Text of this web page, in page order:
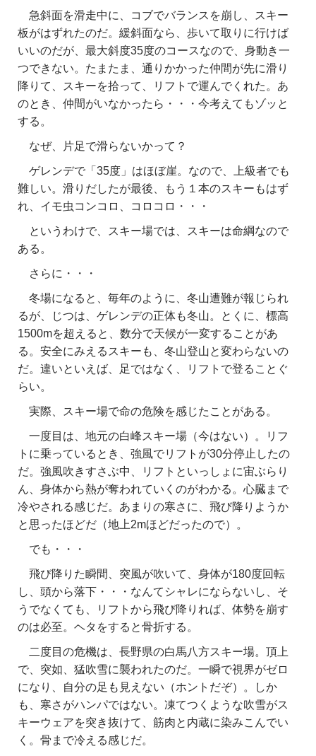
急斜面を滑走中に、コブでバランスを崩し、スキー
板がはずれたのだ。緩斜面なら、歩いて取りに行けば
いいのだが、最大斜度35度のコースなので、身動き一
つできない。たまたま、通りかかった仲間が先に滑り
降りて、スキーを拾って、リフトで運んでくれた。あ
のとき、仲間がいなかったら・・・今考えてもゾッと
する。
なぜ、片足で滑らないかって？
ゲレンデで「35度」はほぼ崖。なので、上級者でも
難しい。滑りだしたが最後、もう１本のスキーもはず
れ、イモ虫コンコロ、コロコロ・・・
というわけで、スキー場では、スキーは命綱なので
ある。
さらに・・・
冬場になると、毎年のように、冬山遭難が報じられ
るが、じつは、ゲレンデの正体も冬山。とくに、標高
1500mを超えると、数分で天候が一変することがあ
る。安全にみえるスキーも、冬山登山と変わらないの
だ。違いといえば、足ではなく、リフトで登ることぐ
らい。
実際、スキー場で命の危険を感じたことがある。
一度目は、地元の白峰スキー場（今はない）。リフ
トに乗っているとき、強風でリフトが30分停止したの
だ。強風吹きすさぶ中、リフトといっしょに宙ぶらり
ん、身体から熱が奪われていくのがわかる。心臓まで
冷やされる感じだ。あまりの寒さに、飛び降りようか
と思ったほどだ（地上2mほどだったので）。
でも・・・
飛び降りた瞬間、突風が吹いて、身体が180度回転
し、頭から落下・・・なんてシャレにならないし、そ
うでなくても、リフトから飛び降りれば、体勢を崩す
のは必至。ヘタをすると骨折する。
二度目の危機は、長野県の白馬八方スキー場。頂上
で、突如、猛吹雪に襲われたのだ。一瞬で視界がゼロ
になり、自分の足も見えない（ホントだぞ）。しか
も、寒さがハンパではない。凍てつくような吹雪がス
キーウェアを突き抜けて、筋肉と内蔵に染みこんでい
く。骨まで冷える感じだ。